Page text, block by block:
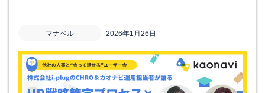
マナベル 2026年1月26日